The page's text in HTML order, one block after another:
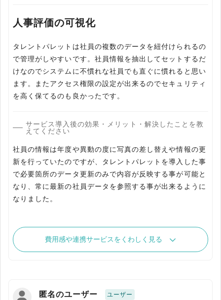
人事評価の可視化
タレントパレットは社員の複数のデータを紐付けられるの
で管理がしやすいです。社員情報を抽出してセットするだ
けなのでシステムに不慣れな社員でも直ぐに慣れると思い
ます。またアクセス権限の設定が出来るのでセキュリティ
を高く保てるのも良かったです。
サービス導入後の効果・メリット・解決したことを教
えてください
社員の情報は年度や異動の度に写真の差し替えや情報の更
新を行っていたのですが、タレントパレットを導入した事
で必要箇所のデータ更新のみで内容が反映する事が可能と
なり、常に最新の社員データを参照する事が出来るように
なりました。
費用感や連携サービスをくわしく見る
匿名のユーザー ユーザー